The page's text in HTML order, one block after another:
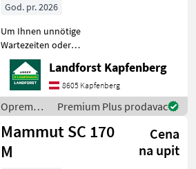
God. pr. 2026
Um Ihnen unnötige
Wartezeiten oder
Wegstrecken zu ersparen,
bitten wir Sie um vorherige
Kontaktaufnahme, falls Sie
eine unserer Maschinen
besichtigen bzw. Probe fahr
Landforst Kapfenberg
8605 Kapfenberg
Oprema
za
hranidbu
životinja /
Mammut
Premium Plus prodavac
Mammut SC 170
M
Cena
na upit